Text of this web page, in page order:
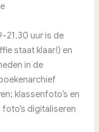
21.30 uur is de
staat klaar!) en
in de
klassenfoto’s en
digitaliseren